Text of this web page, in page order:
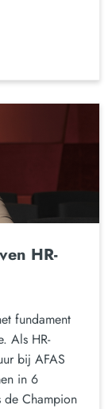
HR-
fundament
Als HR-
bij AFAS
in 6
Champion